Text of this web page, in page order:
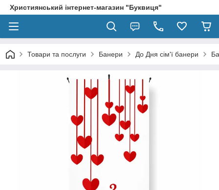
Християнський інтернет-магазин "Буквиця"
Товари та послуги Банери До Дня сім'ї банери